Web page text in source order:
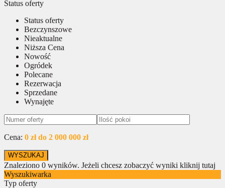
Status oferty
Status oferty
Bezczynszowe
Nieaktualne
Niższa Cena
Nowość
Ogródek
Polecane
Rezerwacja
Sprzedane
Wynajęte
Cena: 0 zł do 2 000 000 zł
Znaleziono 0 wyników. Jeżeli chcesz zobaczyć wyniki kliknij tutaj
Wyszukiwarka
Typ oferty